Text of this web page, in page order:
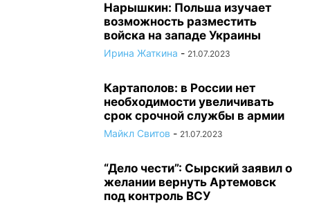
Нарышкин: Польша изучает
возможность разместить
войска на западе Украины
Ирина Жаткина - 21.07.2023
Картаполов: в России нет
необходимости увеличивать
срок срочной службы в армии
Майкл Свитов - 21.07.2023
“Дело чести”: Сырский заявил о
желании вернуть Артемовск
под контроль ВСУ